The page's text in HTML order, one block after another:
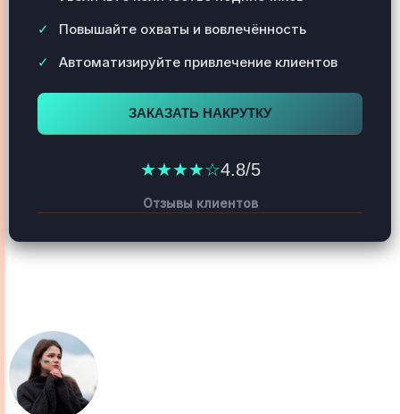
Повышайте охваты и вовлечённость
Автоматизируйте привлечение клиентов
ЗАКАЗАТЬ НАКРУТКУ
★★★★☆4.8/5
Отзывы клиентов